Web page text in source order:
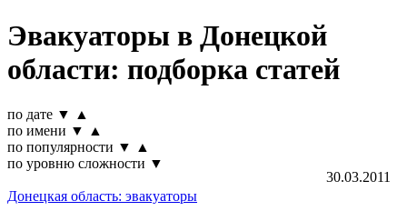
Эвакуаторы в Донецкой
области: подборка статей
по дате ▼
▲
по имени ▼
▲
по популярности ▼
▲
по уровню сложности ▼
30.03.2011
Донецкая область: эвакуаторы